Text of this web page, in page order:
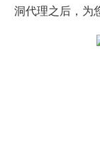
洞代理之后，为